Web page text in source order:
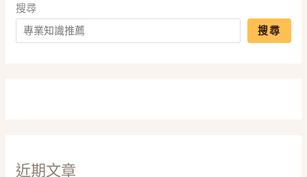
「保
暖
神
保
搜尋
搜尋
近期文章